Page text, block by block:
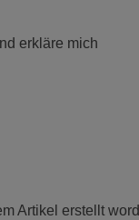
erkläre mich
Artikel erstellt